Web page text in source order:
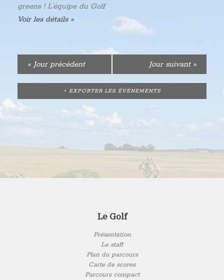
greens ! L'équipe du Golf
Voir les détails »
«Jour précédent Jour suivant »
+ EXPORTER LES ÉVÈNEMENTS
Le Golf
Présentation
Le staff
Plan du parcours
Carte de scores
Parcours compact